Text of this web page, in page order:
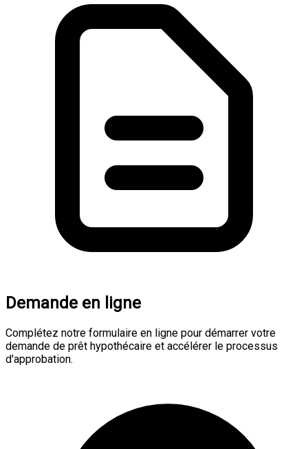
Demande en ligne
Complétez notre formulaire en ligne pour démarrer votre
demande de prêt hypothécaire et accélérer le processus
d'approbation.